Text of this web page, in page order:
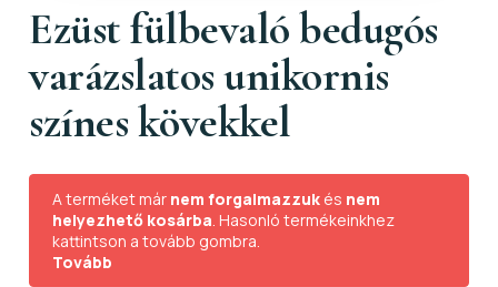
Ezüst fülbevaló bedugós
varázslatos unikornis
színes kövekkel
A terméket már nem forgalmazzuk és nem
helyezhető kosárba . Hasonló termékeinkhez
kattintson a tovább gombra.
Tovább